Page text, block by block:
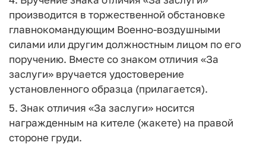
производится в торжественной обстановке
главнокомандующим Военно-воздушными
силами или другим должностным лицом по его
поручению. Вместе со знаком отличия «За
заслуги» вручается удостоверение
установленного образца (прилагается).
5. Знак отличия «За заслуги» носится
награжденным на кителе (жакете) на правой
стороне груди.